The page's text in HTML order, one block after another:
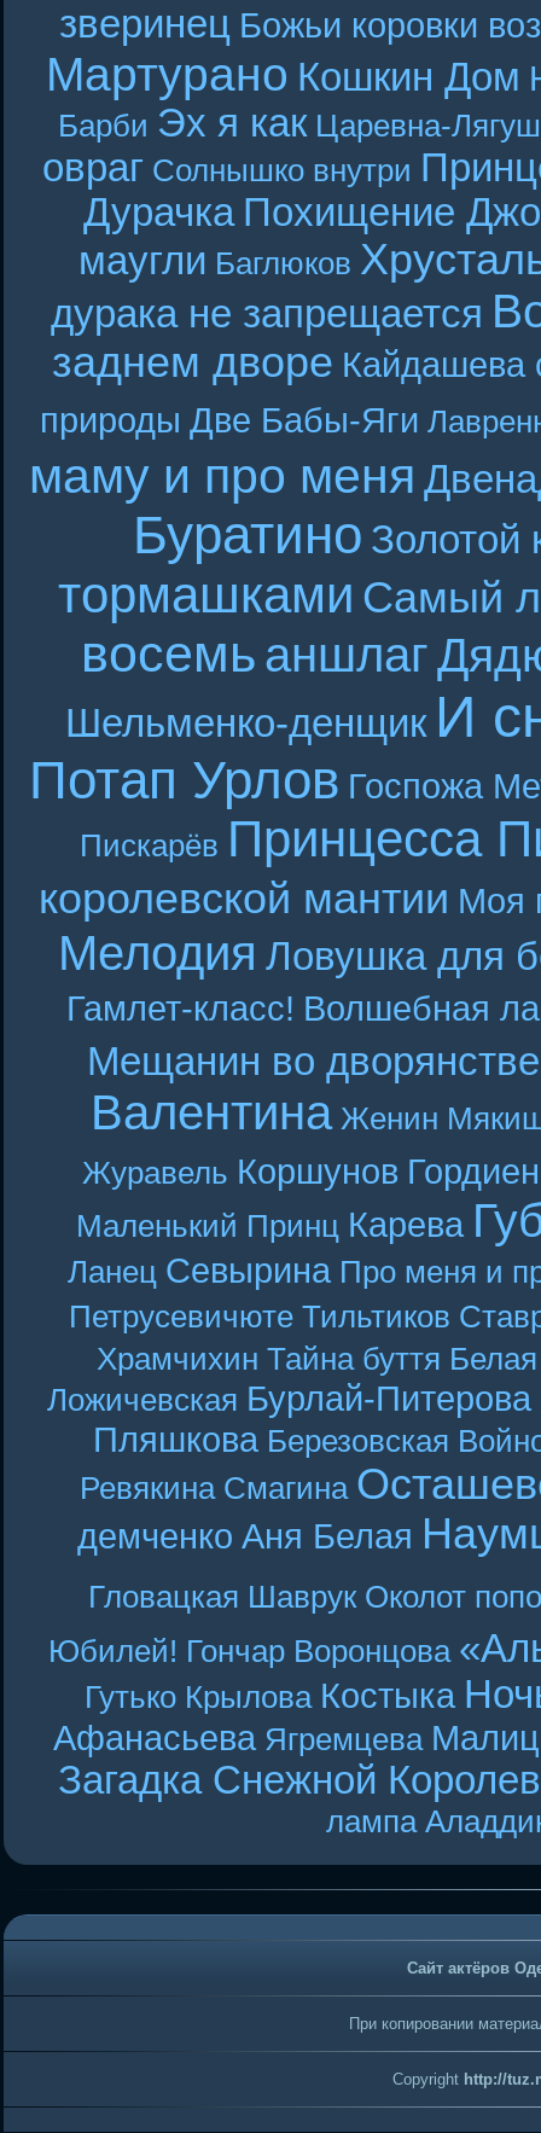
зверинец Божьи коровки
Мартурано Кошкин Дом
Барби Эх я как Царевна-
овраг Солнышко внутри
Дурачка Похищение
маугли Баглюков
дурака не запрещается
заднем дворе Кайдашева
природы Две Бабы-Яги
маму и про меня
Буратино Золотой
тормашками Самый
восемьаншлаг
Шельменко-денщик И
Потап Урлов Госпожа
Пискарёв Принцесса
королевской мантии Моя
Мелодия Ловушка для
Гамлет-класс! Волшебная
Мещанин во дворянстве
Валентина Женин
Журавель Коршунов
Маленький Принц Карева
Ланец Севырина Про меня и
Петрусевичюте Тильтиков
Храмчихин Тайна буття
Ложичевская Бурлай-Питерова
Пляшкова Березовская
Ревякина Смагина
демченко Аня Белая
Гловацкая Шаврук Околот
Юбилей! Гончар Воронцова
Гутько Крылова Костыка
Афанасьева Ягремцева
Загадка Снежной
лампа
Сайт актёров
При копировании
Copyright http://